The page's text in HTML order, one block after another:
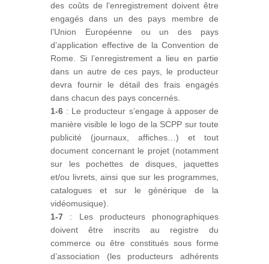
des coûts de l’enregistrement doivent être
engagés dans un des pays membre de
l’Union Européenne ou un des pays
d’application effective de la Convention de
Rome. Si l’enregistrement a lieu en partie
dans un autre de ces pays, le producteur
devra fournir le détail des frais engagés
dans chacun des pays concernés.
1-6 : Le producteur s’engage à apposer de
manière visible le logo de la SCPP sur toute
publicité (journaux, affiches…) et tout
document concernant le projet (notamment
sur les pochettes de disques, jaquettes
et/ou livrets, ainsi que sur les programmes,
catalogues et sur le générique de la
vidéomusique).
1-7 : Les producteurs phonographiques
doivent être inscrits au registre du
commerce ou être constitués sous forme
d’association (les producteurs adhérents